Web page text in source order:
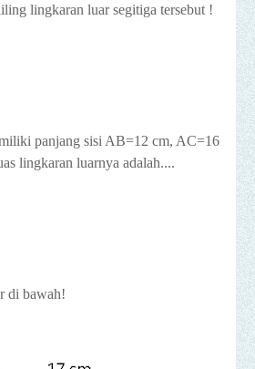
lingkaran luar segitiga tersebut !
panjang sisi AB=12 cm, AC=16
lingkaran luarnya adalah....
di bawah!